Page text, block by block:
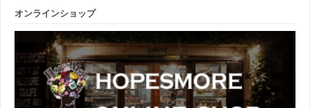
オンラインショップ